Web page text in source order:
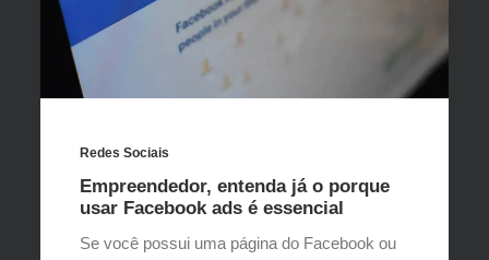
Redes Sociais
Empreendedor, entenda já o porque
usar Facebook ads é essencial
Se você possui uma página do Facebook ou